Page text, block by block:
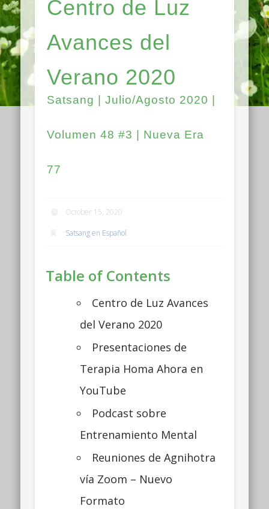
Centro de Luz
Avances del
Verano 2020
Satsang | Julio/Agosto 2020 |
Volumen 48 #3 | Nueva Era
77
October 15, 2020
Satsang en Español
Table of Contents
Centro de Luz Avances
del Verano 2020
Presentaciones de
Terapia Homa Ahora en
YouTube
Podcast sobre
Entrenamiento Mental
Reuniones de Agnihotra
vía Zoom – Nuevo
Formato